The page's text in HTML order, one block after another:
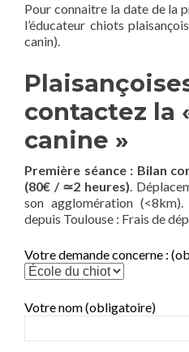
Pour connaitre la date de la
l’éducateur chiots
canin).
contactez la
canine »
Première séance : Bilan
(80€ / ≃2 heures).
son agglomération
depuis Toulouse : Frais de
Votre demande concerne :
Votre nom (obligatoire)